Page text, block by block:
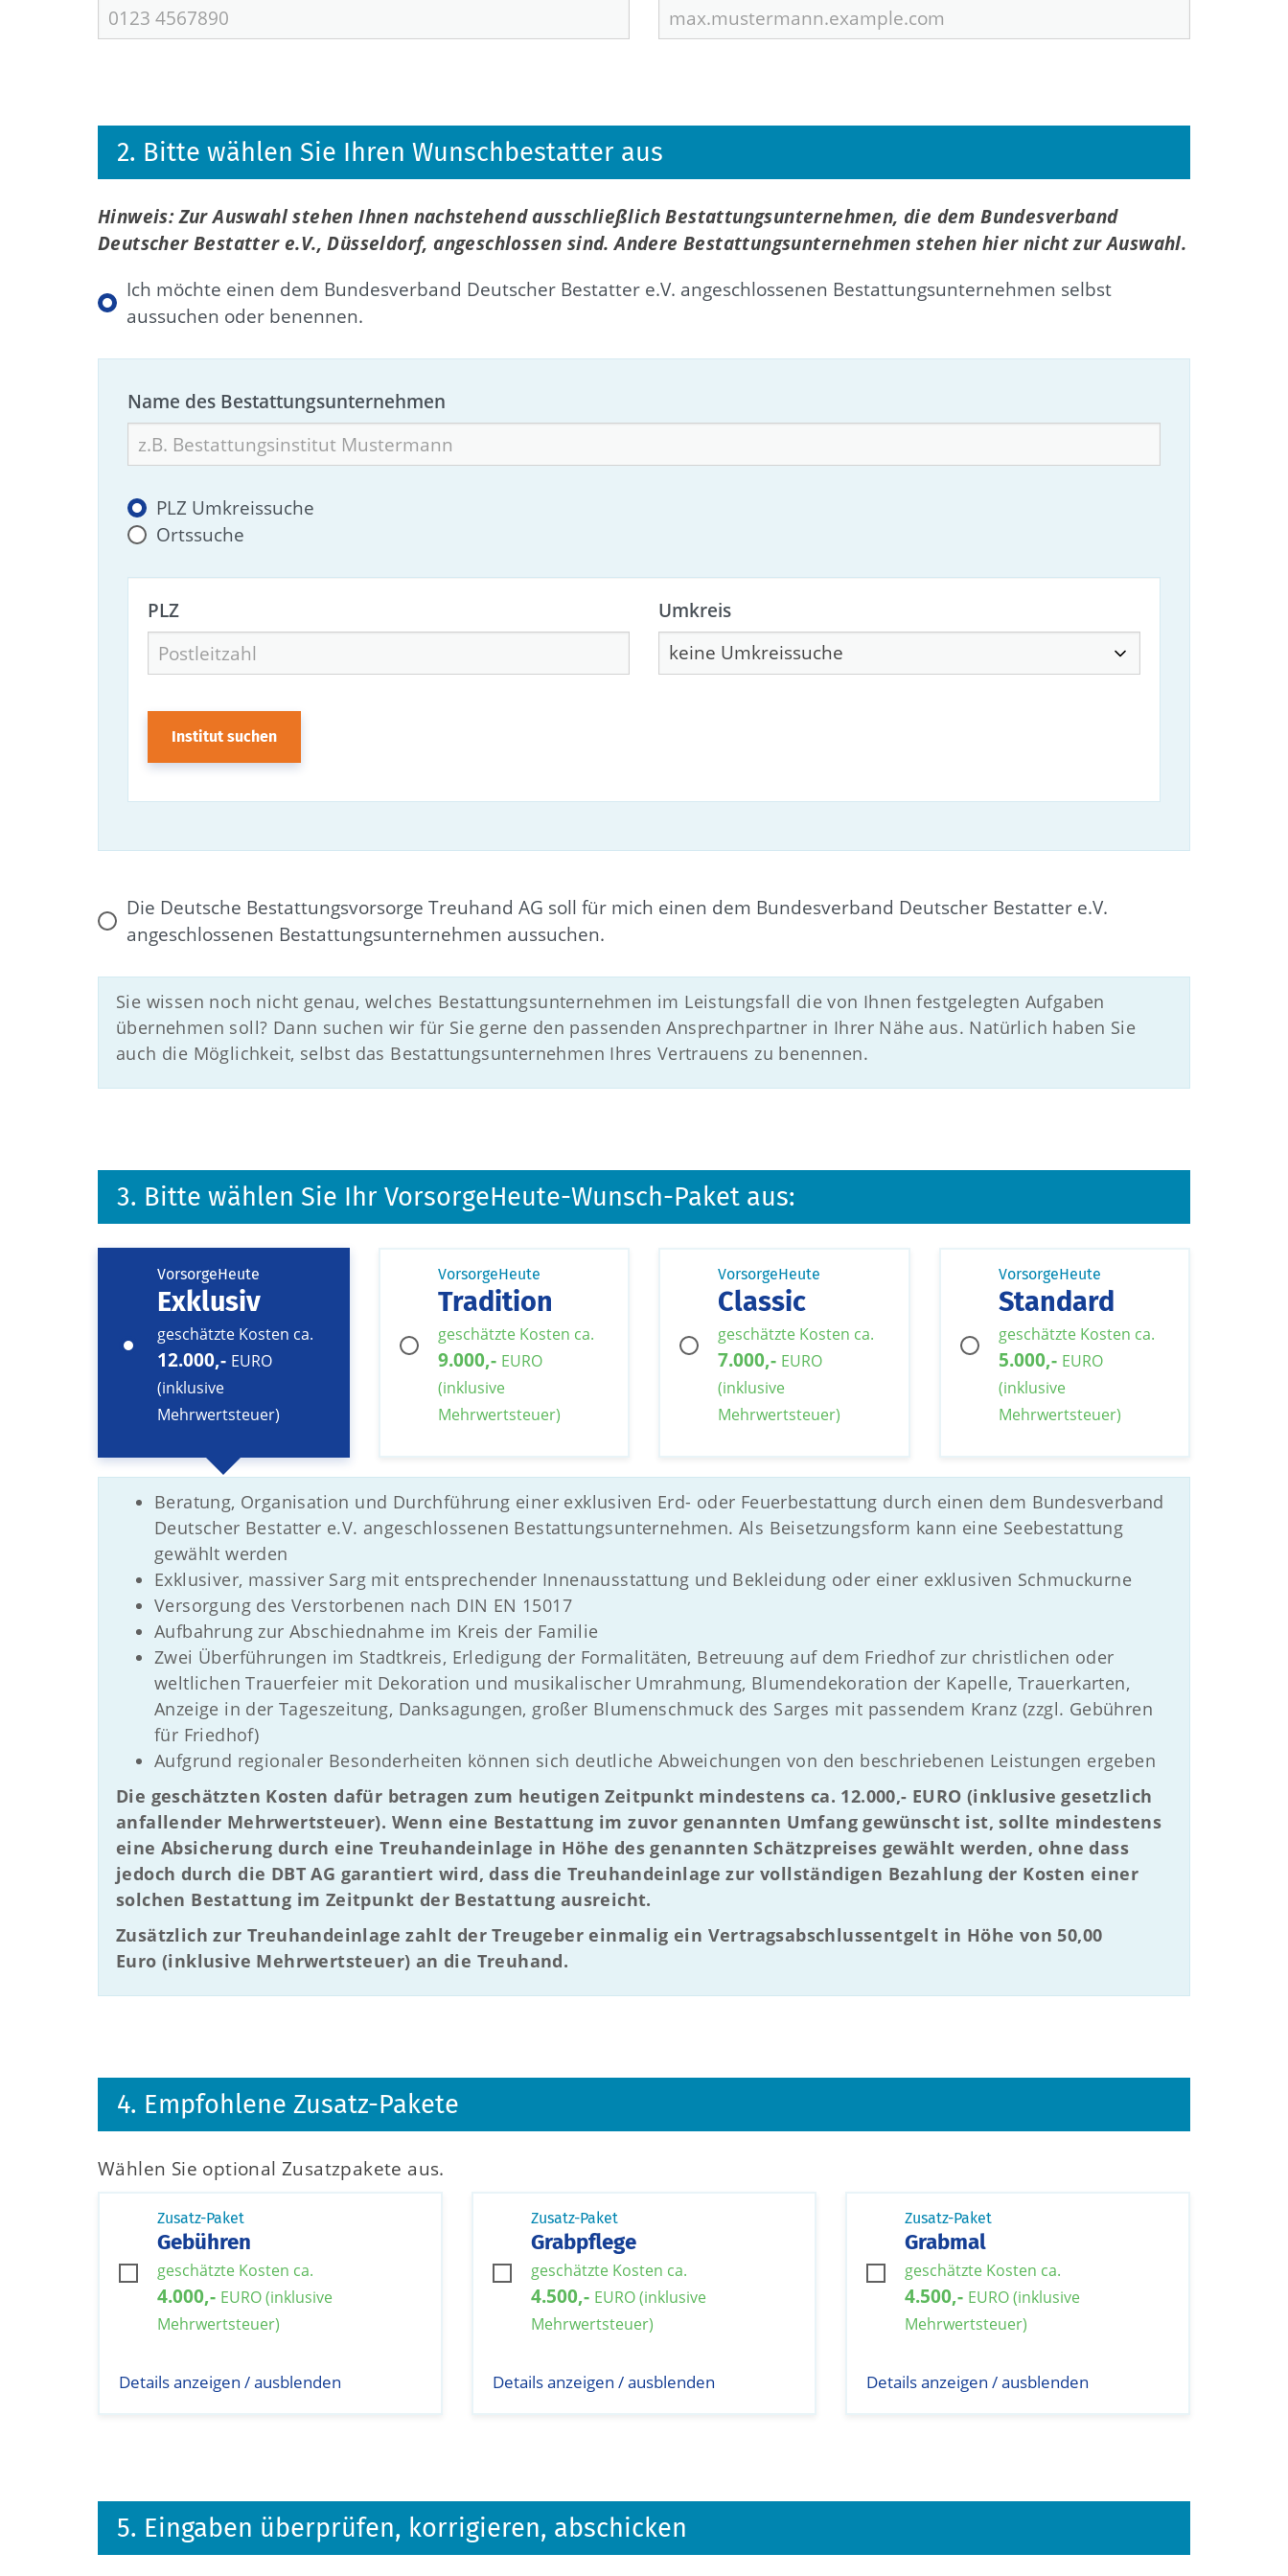
2. Bitte wählen Sie Ihren Wunschbestatter aus
Hinweis: Zur Auswahl stehen Ihnen nachstehend ausschließlich Bestattungsunternehmen, die dem Bundesverband
Deutscher Bestatter e.V., Düsseldorf, angeschlossen sind. Andere Bestattungsunternehmen stehen hier nicht zur Auswahl.
Ich möchte einen dem Bundesverband Deutscher Bestatter e.V. angeschlossenen Bestattungsunternehmen selbst
aussuchen oder benennen.
Name des Bestattungsunternehmen
PLZ Umkreissuche
Ortssuche
PLZ Umkreis
Die Deutsche Bestattungsvorsorge Treuhand AG soll für mich einen dem Bundesverband Deutscher Bestatter e.V.
angeschlossenen Bestattungsunternehmen aussuchen.
Sie wissen noch nicht genau, welches Bestattungsunternehmen im Leistungsfall die von Ihnen festgelegten Aufgaben
übernehmen soll? Dann suchen wir für Sie gerne den passenden Ansprechpartner in Ihrer Nähe aus. Natürlich haben Sie
auch die Möglichkeit, selbst das Bestattungsunternehmen Ihres Vertrauens zu benennen.
3. Bitte wählen Sie Ihr VorsorgeHeute-Wunsch-Paket aus:
VorsorgeHeute
Exklusiv
geschätzte Kosten ca.
12.000,- EURO
(inklusive
Mehrwertsteuer)
VorsorgeHeute
Tradition
geschätzte Kosten ca.
9.000,- EURO
(inklusive
Mehrwertsteuer)
VorsorgeHeute
Classic
geschätzte Kosten ca.
7.000,- EURO
(inklusive
Mehrwertsteuer)
VorsorgeHeute
Standard
geschätzte Kosten ca.
5.000,- EURO
(inklusive
Mehrwertsteuer)
Beratung, Organisation und Durchführung einer exklusiven Erd- oder Feuerbestattung durch einen dem Bundesverband
Deutscher Bestatter e.V. angeschlossenen Bestattungsunternehmen. Als Beisetzungsform kann eine Seebestattung
gewählt werden
Exklusiver, massiver Sarg mit entsprechender Innenausstattung und Bekleidung oder einer exklusiven Schmuckurne
Versorgung des Verstorbenen nach DIN EN 15017
Aufbahrung zur Abschiednahme im Kreis der Familie
Zwei Überführungen im Stadtkreis, Erledigung der Formalitäten, Betreuung auf dem Friedhof zur christlichen oder
weltlichen Trauerfeier mit Dekoration und musikalischer Umrahmung, Blumendekoration der Kapelle, Trauerkarten,
Anzeige in der Tageszeitung, Danksagungen, großer Blumenschmuck des Sarges mit passendem Kranz (zzgl. Gebühren
für Friedhof)
Aufgrund regionaler Besonderheiten können sich deutliche Abweichungen von den beschriebenen Leistungen ergeben
Die geschätzten Kosten dafür betragen zum heutigen Zeitpunkt mindestens ca. 12.000,- EURO (inklusive gesetzlich
anfallender Mehrwertsteuer). Wenn eine Bestattung im zuvor genannten Umfang gewünscht ist, sollte mindestens
eine Absicherung durch eine Treuhandeinlage in Höhe des genannten Schätzpreises gewählt werden, ohne dass
jedoch durch die DBT AG garantiert wird, dass die Treuhandeinlage zur vollständigen Bezahlung der Kosten einer
solchen Bestattung im Zeitpunkt der Bestattung ausreicht.
Zusätzlich zur Treuhandeinlage zahlt der Treugeber einmalig ein Vertragsabschlussentgelt in Höhe von 50,00
Euro (inklusive Mehrwertsteuer) an die Treuhand.
4. Empfohlene Zusatz-Pakete
Wählen Sie optional Zusatzpakete aus.
Zusatz-Paket
Gebühren
geschätzte Kosten ca.
4.000,- EURO (inklusive
Mehrwertsteuer)
Details anzeigen / ausblenden
Zusatz-Paket
Grabpflege
geschätzte Kosten ca.
4.500,- EURO (inklusive
Mehrwertsteuer)
Details anzeigen / ausblenden
Zusatz-Paket
Grabmal
geschätzte Kosten ca.
4.500,- EURO (inklusive
Mehrwertsteuer)
Details anzeigen / ausblenden
5. Eingaben überprüfen, korrigieren, abschicken